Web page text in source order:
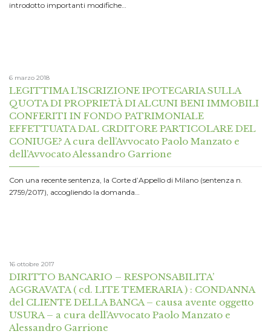
introdotto importanti modifiche…
6 marzo 2018
LEGITTIMA L’ISCRIZIONE IPOTECARIA SULLA
QUOTA DI PROPRIETÀ DI ALCUNI BENI IMMOBILI
CONFERITI IN FONDO PATRIMONIALE
EFFETTUATA DAL CRDITORE PARTICOLARE DEL
CONIUGE? A cura dell’Avvocato Paolo Manzato e
dell’Avvocato Alessandro Garrione
Con una recente sentenza, la Corte d’Appello di Milano (sentenza n.
2759/2017), accogliendo la domanda…
16 ottobre 2017
DIRITTO BANCARIO – RESPONSABILITA’
AGGRAVATA ( cd. LITE TEMERARIA ) : CONDANNA
del CLIENTE DELLA BANCA – causa avente oggetto
USURA – a cura dell’Avvocato Paolo Manzato e
Alessandro Garrione